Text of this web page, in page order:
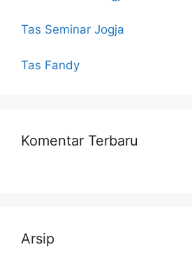
Tas Seminar Jogja
Tas Fandy
Komentar Terbaru
Arsip